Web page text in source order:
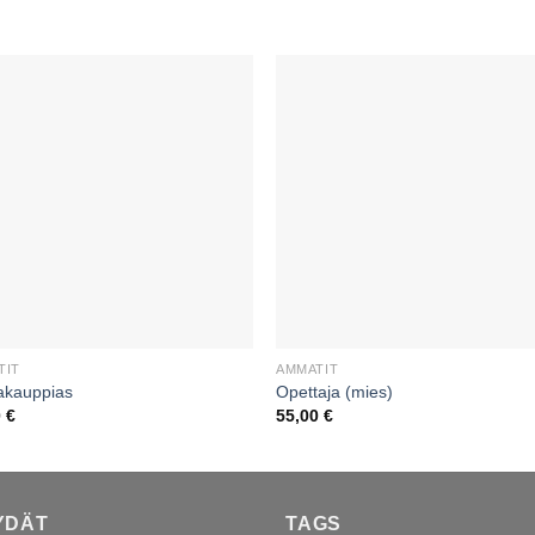
€
AMMATIT
Opettaja (mies)
55,00€
TAGS